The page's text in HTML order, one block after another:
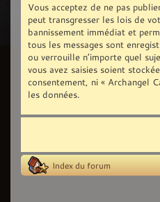
Vous acceptez de ne pas
peut transgresser les lois de
bannissement immédiat et
tous les messages sont
ou verrouille n’importe quel
vous avez saisies soient
consentement, ni « Archangel
les données.
Index du forum